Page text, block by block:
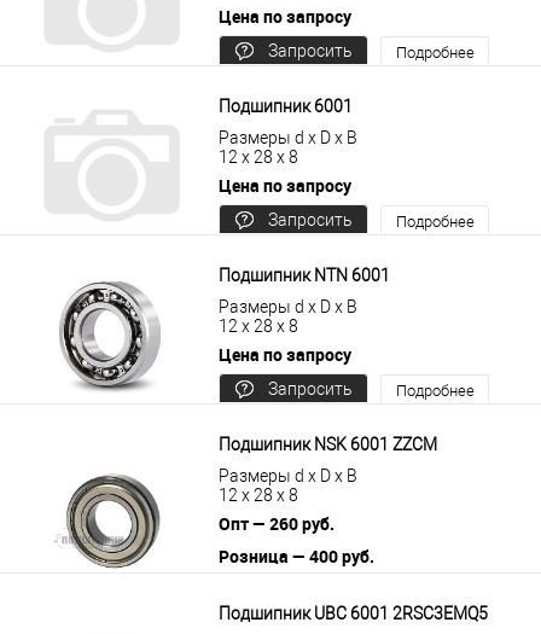
Цена по запросу
Запросить
Подробнее
Подшипник 6001
Размеры d x D x B
12 x 28 x 8
Цена по запросу
Запросить
Подробнее
Подшипник NTN 6001
Размеры d x D x B
12 x 28 x 8
Цена по запросу
Запросить
Подробнее
Подшипник NSK 6001 ZZCM
Размеры d x D x B
12 x 28 x 8
Опт — 260 руб.
Розница — 400 руб.
Подшипник UBC 6001 2RSC3EMQ5